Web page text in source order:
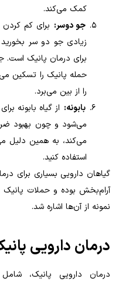
کمک می‌کند.
جو دوسر: برای کم کردن
زیادی جو دو سر بخورید
برای درمان پانیک
حمله پانیک را تسکین
را از بین می‌برد.
بابونه: از گیاه بابونه
می‌شود و چون بهبود
می‌کند، به همین دلیل
استفاده کنید.
گیاهان دارویی بسیاری برای
آرام‌بخش بوده و حملات
نمونه از آن‌ها اشاره شد.
درمان دارویی
درمان دارویی پانیک،